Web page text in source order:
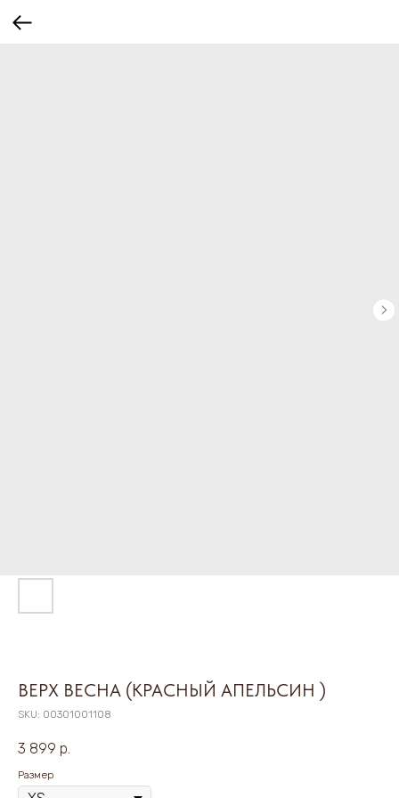
ВЕРХ ВЕСНА (КРАСНЫЙ АПЕЛЬСИН )
SKU: 00301001108
3 899 р.
Размер